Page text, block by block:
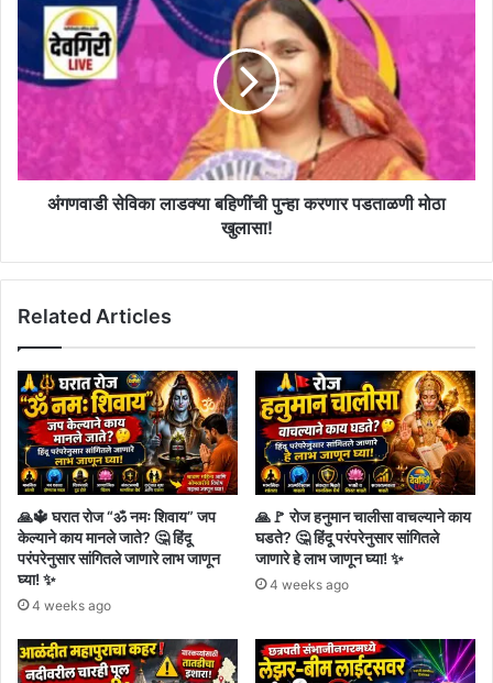
लाडक्या
बहिणींची
पुन्हा
करणार
पडताळणी
मोठा
खुलासा!
अंगणवाडी सेविका लाडक्या बहिणींची पुन्हा करणार पडताळणी मोठा
खुलासा!
Related Articles
🙏🔱 घरात रोज “ॐ नमः शिवाय” जप
केल्याने काय मानले जाते? 🤔 हिंदू
परंपरेनुसार सांगितले जाणारे लाभ जाणून
घ्या! ✨
4 weeks ago
🙏🚩 रोज हनुमान चालीसा वाचल्याने काय
घडते? 🤔 हिंदू परंपरेनुसार सांगितले
जाणारे हे लाभ जाणून घ्या! ✨
4 weeks ago